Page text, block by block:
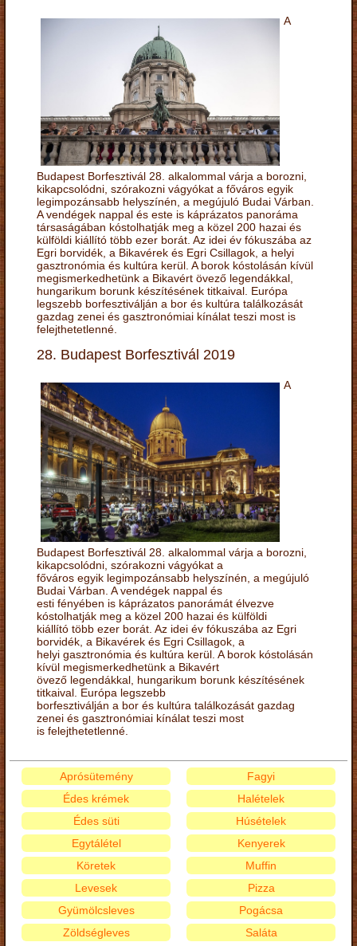
A
Budapest Borfesztivál 28. alkalommal várja a borozni,
kikapcsolódni, szórakozni vágyókat a főváros egyik
legimpozánsabb helyszínén, a megújuló Budai Várban.
A vendégek nappal és este is káprázatos panoráma
társaságában kóstolhatják meg a közel 200 hazai és
külföldi kiállító több ezer borát. Az idei év fókuszába az
Egri borvidék, a Bikavérek és Egri Csillagok, a helyi
gasztronómia és kultúra kerül. A borok kóstolásán kívül
megismerkedhetünk a Bikavért övező legendákkal,
hungarikum borunk készítésének titkaival. Európa
legszebb borfesztiválján a bor és kultúra találkozását
gazdag zenei és gasztronómiai kínálat teszi most is
felejthetetlenné.
28. Budapest Borfesztivál 2019
A
Budapest Borfesztivál 28. alkalommal várja a borozni,
kikapcsolódni, szórakozni vágyókat a
főváros egyik legimpozánsabb helyszínén, a megújuló
Budai Várban. A vendégek nappal és
esti fényében is káprázatos panorámát élvezve
kóstolhatják meg a közel 200 hazai és külföldi
kiállító több ezer borát. Az idei év fókuszába az Egri
borvidék, a Bikavérek és Egri Csillagok, a
helyi gasztronómia és kultúra kerül. A borok kóstolásán
kívül megismerkedhetünk a Bikavért
övező legendákkal, hungarikum borunk készítésének
titkaival. Európa legszebb
borfesztiválján a bor és kultúra találkozását gazdag
zenei és gasztronómiai kínálat teszi most
is felejthetetlenné.
Aprósütemény
Édes krémek
Édes süti
Egytálétel
Fagyi
Halételek
Húsételek
Kenyerek
Köretek
Levesek
Gyümölcsleves
Zöldségleves
Muffin
Pizza
Pogácsa
Saláta